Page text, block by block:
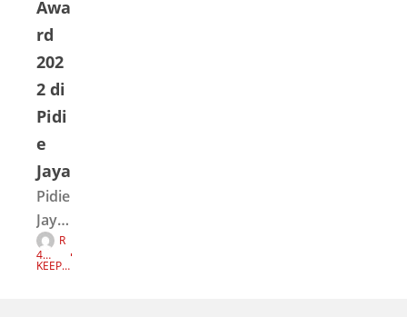
mela
kuka
n
silat
urah
mi
ke
daya
h
Daru
Awa
rd
202
2 di
Pidi
e
Jaya
Pidie
Jaya,
Mata
aceh
R
D
A
4
TAH
KEEP